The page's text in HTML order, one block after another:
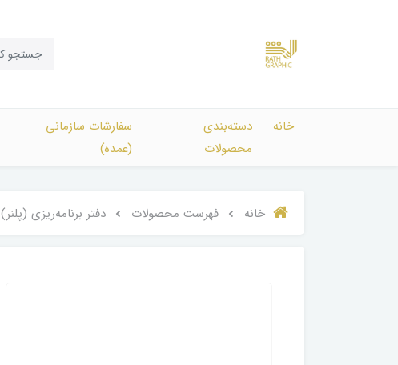
خانه
دسته‌بندی‌
محصولات
سفارشات سازمانی
(عمده)
خانه فهرست محصولات دفتر برنامه‌ریزی (پلنر)